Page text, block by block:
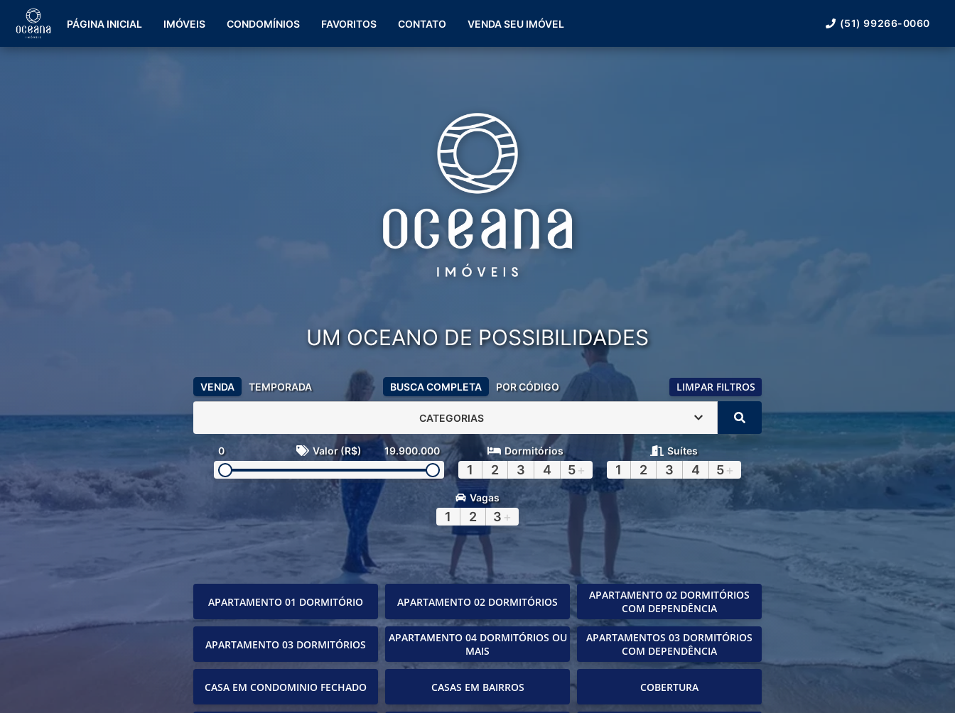
(51) 99266-0060
PÁGINA INICIAL IMÓVEIS CONDOMÍNIOS FAVORITOS CONTATO VENDA SEU IMÓVEL (51) 99266-0060
UM OCEANO DE POSSIBILIDADES
VENDA TEMPORADA BUSCA COMPLETA POR CÓDIGO LIMPAR FILTROS
CATEGORIAS
0 Valor (R$) 19.900.000 Dormitórios
1 2 3 4 5+
Suítes
1 2 3 4 5+
Vagas
1 2 3 +
APARTAMENTO 01 DORMITÓRIO APARTAMENTO 02 DORMITÓRIOS
APARTAMENTO 02 DORMITÓRIOS
COM DEPENDÊNCIA
APARTAMENTO 03 DORMITÓRIOS
APARTAMENTO 04 DORMITÓRIOS OU
MAIS
APARTAMENTOS 03 DORMITÓRIOS
COM DEPENDÊNCIA
CASA EM CONDOMINIO FECHADO CASAS EM BAIRROS COBERTURA